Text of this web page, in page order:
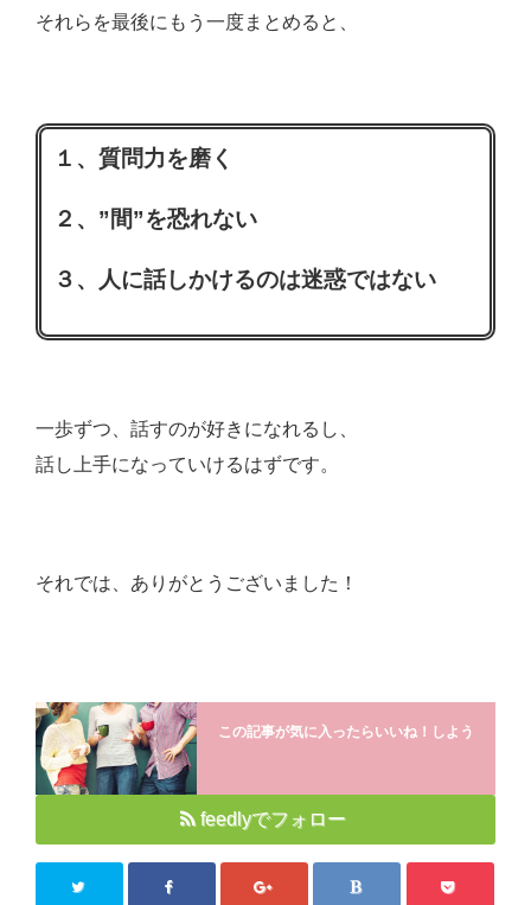
それらを最後にもう一度まとめると、
１、質問力を磨く
２、”間”を恐れない
３、人に話しかけるのは迷惑ではない
一歩ずつ、話すのが好きになれるし、
話し上手になっていけるはずです。
それでは、ありがとうございました！
この記事が気に入ったらいいね！しよう
feedlyでフォロー